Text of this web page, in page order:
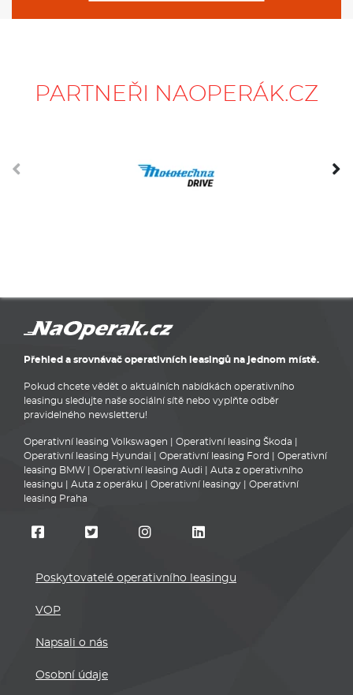
PARTNEŘI NAOPERÁK.CZ
Přehled a srovnávač operativních leasingů na jednom místě.
Pokud chcete vědět o aktuálních nabídkách operativního
leasingu sledujte naše sociální sítě nebo vyplňte odběr
pravidelného newsletteru!
Operativní leasing Volkswagen Operativní leasing Škoda
Operativní leasing Hyundai
Operativní leasing Ford
Operativní
leasing BMW
Operativní leasing Audi
Auta z operativního
leasingu
Auta z operáku Operativní leasingy
Operativní
leasing Praha
Poskytovatelé operativního leasingu
VOP
Napsali o nás
Osobní údaje